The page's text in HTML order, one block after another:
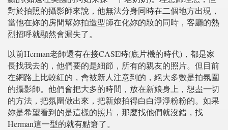
對於拍照的攝影師來說，他無法分身同時在二個地方出現，
當他在妳的房間幫妳拍造型師在化妳的妝的同時，客廳的熱
烈招呼就顯然會漏失了。
以前Herman老師還有在接CASE時(底片機的時代)，都是家
長找我去的，他們要的是細節，所有的親友的照片。但目前
在網路上比較紅的，會被新人注意到的，絕大多數是拍氛圍
的攝影師。他們會把大多的時間，放在新娘身上，想盡一切
的方法，把氛圍做出來，把新娘拍得白白淨淨粉粉的。如果
妳是希望看到的是這樣的照片，那麼找他們就沒錯，找
Herman這一型的就有點窘了。